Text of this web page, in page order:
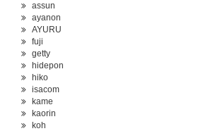
assun
ayanon
AYURU
fuji
getty
hidepon
hiko
isacom
kame
kaorin
koh